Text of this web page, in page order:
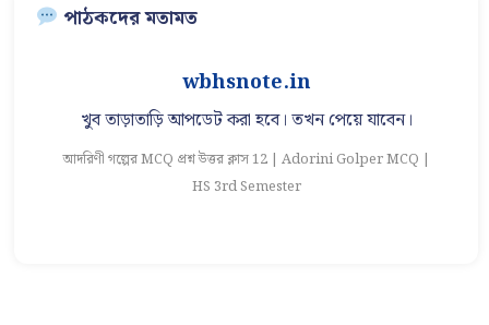
পাঠকদের মতামত
wbhsnote.in
খুব তাড়াতাড়ি আপডেট করা হবে। তখন পেয়ে যাবেন।
আদরিণী গল্পের MCQ প্রশ্ন উত্তর ক্লাস 12 | Adorini Golper MCQ |
HS 3rd Semester